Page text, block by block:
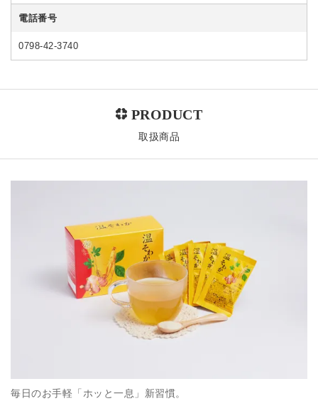
電話番号
0798-42-3740
取扱商品
毎日のお手軽「ホッと一息」新習慣。